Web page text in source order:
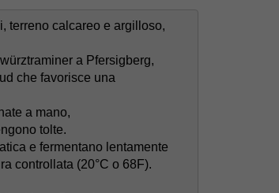
terreno calcareo e argilloso,
a Pfersigberg,
che favorisce una
a mano,
tolte.
e fermentano lentamente
controllata (20°C o 68F).